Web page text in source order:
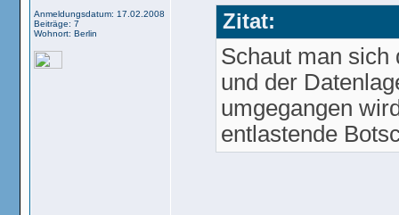
Anmeldungsdatum: 17.02.2008
Beiträge: 7
Wohnort: Berlin
Zitat:
Schaut man sich
und der
umgegangen
entlastende